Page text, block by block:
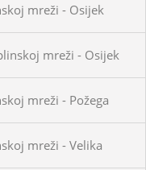
mreži - Osijek
mreži - Osijek
mreži - Požega
mreži - Velika